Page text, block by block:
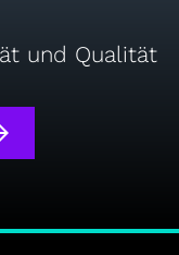
und Qualität